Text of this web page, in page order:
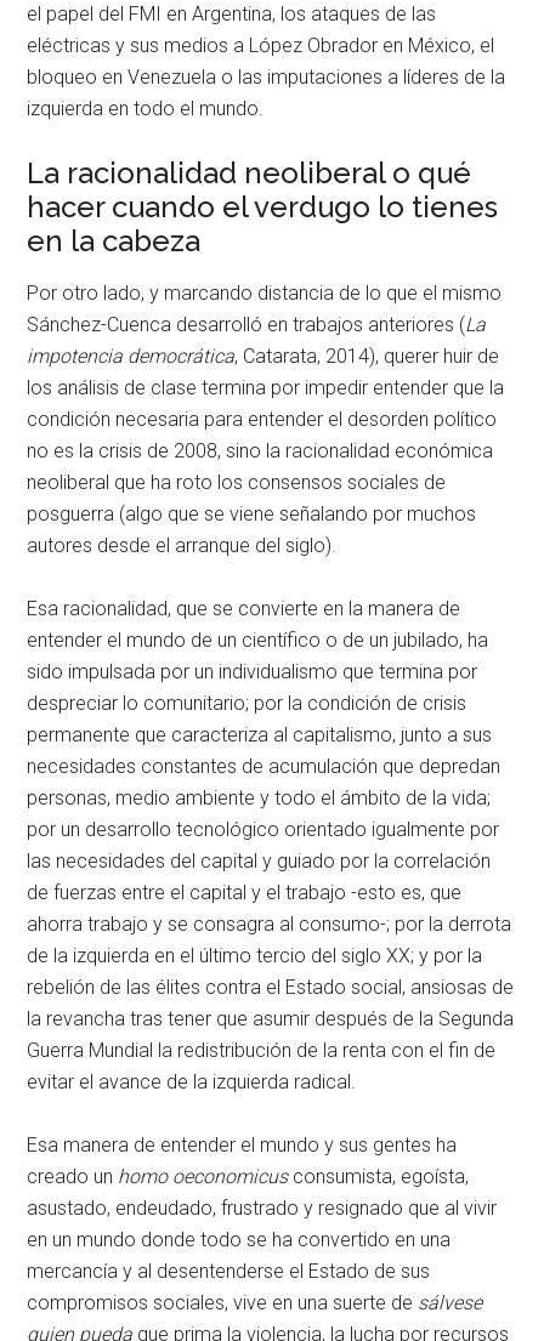
el papel del FMI en Argentina, los ataques de las
eléctricas y sus medios a López Obrador en México, el
bloqueo en Venezuela o las imputaciones a líderes de la
izquierda en todo el mundo.
La racionalidad neoliberal o qué
hacer cuando el verdugo lo tienes
en la cabeza
Por otro lado, y marcando distancia de lo que el mismo
Sánchez-Cuenca desarrolló en trabajos anteriores (La
impotencia democrática, Catarata, 2014), querer huir de
los análisis de clase termina por impedir entender que la
condición necesaria para entender el desorden político
no es la crisis de 2008, sino la racionalidad económica
neoliberal que ha roto los consensos sociales de
posguerra (algo que se viene señalando por muchos
autores desde el arranque del siglo).
Esa racionalidad, que se convierte en la manera de
entender el mundo de un científico o de un jubilado, ha
sido impulsada por un individualismo que termina por
despreciar lo comunitario; por la condición de crisis
permanente que caracteriza al capitalismo, junto a sus
necesidades constantes de acumulación que depredan
personas, medio ambiente y todo el ámbito de la vida;
por un desarrollo tecnológico orientado igualmente por
las necesidades del capital y guiado por la correlación
de fuerzas entre el capital y el trabajo -esto es, que
ahorra trabajo y se consagra al consumo-; por la derrota
de la izquierda en el último tercio del siglo XX; y por la
rebelión de las élites contra el Estado social, ansiosas de
la revancha tras tener que asumir después de la Segunda
Guerra Mundial la redistribución de la renta con el fin de
evitar el avance de la izquierda radical.
Esa manera de entender el mundo y sus gentes ha
creado un homo oeconomicusconsumista, egoísta,
asustado, endeudado, frustrado y resignado que al vivir
en un mundo donde todo se ha convertido en una
mercancía y al desentenderse el Estado de sus
compromisos sociales, vive en una suerte de sálvese
quien pueda que prima la violencia, la lucha por recursos